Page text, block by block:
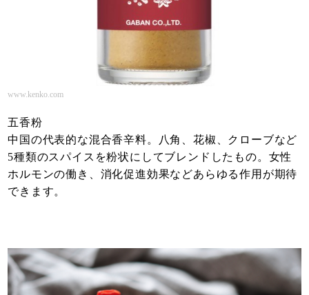
www.kenko.com
五香粉
中国の代表的な混合香辛料。八角、花椒、クローブなど
5種類のスパイスを粉状にしてブレンドしたもの。女性
ホルモンの働き、消化促進効果などあらゆる作用が期待
できます。